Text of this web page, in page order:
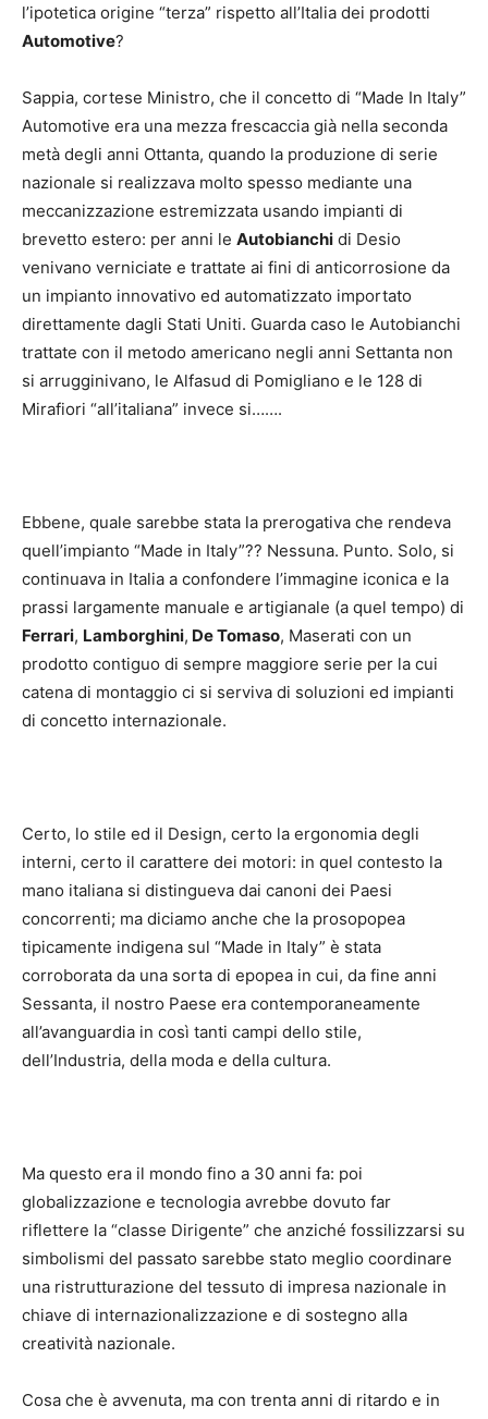
l’ipotetica origine “terza” rispetto all’Italia dei prodotti
Automotive?
Sappia, cortese Ministro, che il concetto di “Made In Italy”
Automotive era una mezza frescaccia già nella seconda
metà degli anni Ottanta, quando la produzione di serie
nazionale si realizzava molto spesso mediante una
meccanizzazione estremizzata usando impianti di
brevetto estero: per anni le Autobianchi di Desio
venivano verniciate e trattate ai fini di anticorrosione da
un impianto innovativo ed automatizzato importato
direttamente dagli Stati Uniti. Guarda caso le Autobianchi
trattate con il metodo americano negli anni Settanta non
si arrugginivano, le Alfasud di Pomigliano e le 128 di
Mirafiori “all’italiana” invece si…….
Ebbene, quale sarebbe stata la prerogativa che rendeva
quell’impianto “Made in Italy”?? Nessuna. Punto. Solo, si
continuava in Italia a confondere l’immagine iconica e la
prassi largamente manuale e artigianale (a quel tempo) di
Ferrari, Lamborghini, De Tomaso, Maserati con un
prodotto contiguo di sempre maggiore serie per la cui
catena di montaggio ci si serviva di soluzioni ed impianti
di concetto internazionale.
Certo, lo stile ed il Design, certo la ergonomia degli
interni, certo il carattere dei motori: in quel contesto la
mano italiana si distingueva dai canoni dei Paesi
concorrenti; ma diciamo anche che la prosopopea
tipicamente indigena sul “Made in Italy” è stata
corroborata da una sorta di epopea in cui, da fine anni
Sessanta, il nostro Paese era contemporaneamente
all’avanguardia in così tanti campi dello stile,
dell’Industria, della moda e della cultura.
Ma questo era il mondo fino a 30 anni fa: poi
globalizzazione e tecnologia avrebbe dovuto far
riflettere la “classe Dirigente” che anziché fossilizzarsi su
simbolismi del passato sarebbe stato meglio coordinare
una ristrutturazione del tessuto di impresa nazionale in
chiave di internazionalizzazione e di sostegno alla
creatività nazionale.
Cosa che è avvenuta, ma con trenta anni di ritardo e in